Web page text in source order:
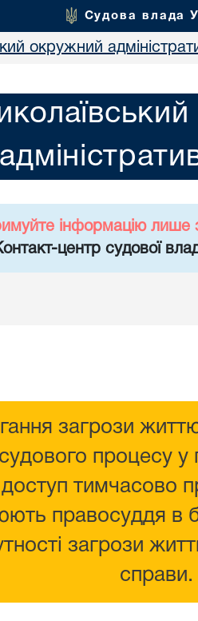
Судова влада
окружний
інформацію лише
центр судової
загрози
процесу у
доступ тимчасово
правосуддя в
загрози
справи.